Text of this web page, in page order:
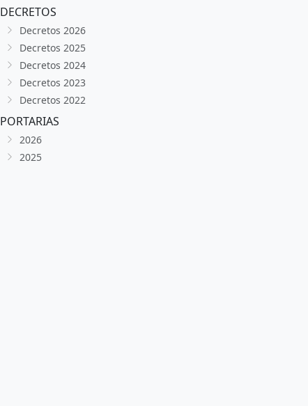
DECRETOS
Decretos 2026
Decretos 2025
Decretos 2024
Decretos 2023
Decretos 2022
PORTARIAS
2026
2025